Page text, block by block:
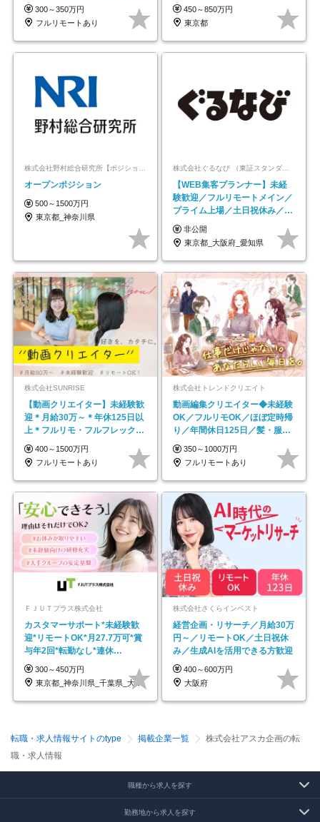
｜副業OK
300～350万円
フルリモートあり
450～850万円
東京都
オープンポジション
500～1500万円
東京都_神奈川県
株式会社ぐるなび （東証スタンダード上場）
【WEB集客プランナー】未経
験歓迎／フルリモートメイン／
プライム上場／土日祝休み／東
京・大阪・名古屋
非公開
東京都_大阪府_愛知県
株式会社SUNRISE
【動画クリエイター】未経験歓
迎＊月給30万～＊年休125日以
上＊フルリモ・フルフレックス
◆10名の採用が決定◆
400～1500万円
フルリモートあり
株式会社トレンドクリエイト
動画編集クリエイター◆未経験
OK／フルリモOK／ほぼ定時帰
り／年間休日125日／髪・服・
ネイル自由／副業OK
350～1000万円
フルリモートあり
ＦＪＵＴプラス株式会社
カスタマーサポート*未経験歓
迎*リモートOK*月27.7万可*賞
与年2回*転勤なし*連休
OK/ZE010232
300～450万円
東京都_神奈川県_千葉県_大阪府_愛知県…
株式会社さくらインベスト
経営企画・リサーチ／月給30万
円～／リモートOK／土日祝休
み／生成AIを活用できる方歓迎
400～600万円
大阪府
転職・求人情報サイトのtype 掲載企業一覧
株式会社アスカ企画の転
職・求人情報
職種から求人を探す
勤務地から求人を探す